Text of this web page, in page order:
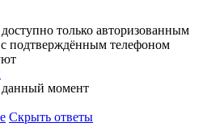
только авторизованным
с подтверждённым телефоном
данный момент
Скрыть ответы